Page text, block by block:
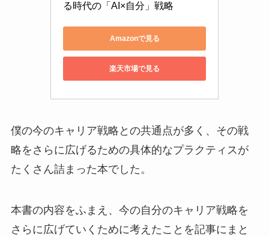
る時代の「AI×自分」戦略
Amazonで見る
楽天市場で見る
僕の今のキャリア戦略との共通点が多く、その戦
略をさらに広げるための具体的なプラクティスが
たくさん詰まった本でした。
本書の内容をふまえ、今の自分のキャリア戦略を
さらに広げていくために考えたことを記事にまと